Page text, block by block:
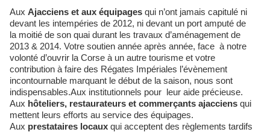
Aux Ajacciens et aux équipages qui n’ont jamais capitulé ni
devant les intempéries de 2012, ni devant un port amputé de
la moitié de son quai durant les travaux d’aménagement de
2013 & 2014. Votre soutien année après année, face à notre
volonté d’ouvrir la Corse à un autre tourisme et votre
contribution à faire des Régates Impériales l’évènement
incontournable marquant le début de la saison, nous sont
indispensables.Aux institutionnels pour leur aide précieuse.
Aux hôteliers, restaurateurs et commerçants ajacciens qui
mettent leurs efforts au service des équipages.
Aux prestataires locaux qui acceptent des règlements tardifs